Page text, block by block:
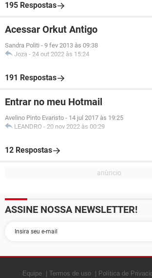
195 Respostas
Acessar Orkut Antigo
Sandra Politi - 9 fev 2013 às 09:38
Joza - 24 out 2022 às 15:24
191 Respostas
Entrar no meu Hotmail
Avelino Pinto Evaristo - 14 jul 2017 às 19:25
LEANDRO - 20 nov 2022 às 00:29
12 Respostas
ASSINE NOSSA NEWSLETTER!
Equipe Termos de uso Política de